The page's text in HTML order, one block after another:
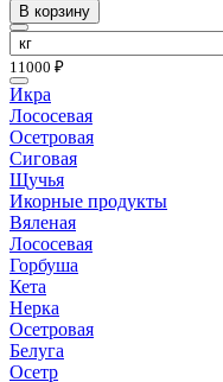
В корзину
11000 ₽
Икра
Лососевая
Осетровая
Сиговая
Щучья
Икорные продукты
Вяленая
Лососевая
Горбуша
Кета
Нерка
Осетровая
Белуга
Осетр